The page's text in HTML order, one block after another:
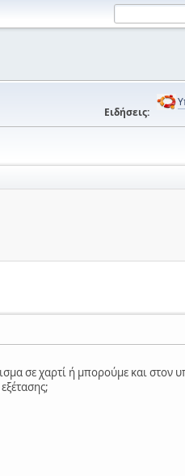
Ειδήσεις:
σε χαρτί ή μπορούμε και στον